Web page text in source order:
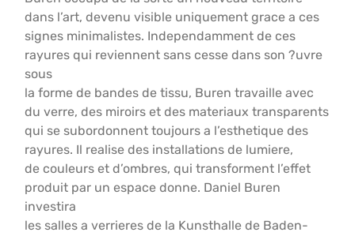
dans l’art, devenu visible uniquement grace a ces
signes minimalistes. Independamment de ces
rayures qui reviennent sans cesse dans son ?uvre
sous
la forme de bandes de tissu, Buren travaille avec
du verre, des miroirs et des materiaux transparents
qui se subordonnent toujours a l’esthetique des
rayures. Il realise des installations de lumiere,
de couleurs et d’ombres, qui transforment l’effet
produit par un espace donne. Daniel Buren
investira
les salles a verrieres de la Kunsthalle de Baden-